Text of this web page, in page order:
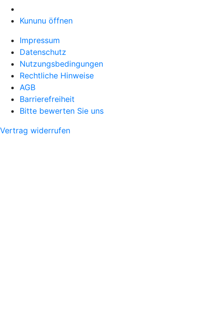
Kununu öffnen
Impressum
Datenschutz
Nutzungsbedingungen
Rechtliche Hinweise
AGB
Barrierefreiheit
Bitte bewerten Sie uns
Vertrag widerrufen